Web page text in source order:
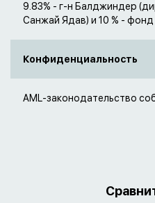
9.83% - г-н Балджиндер
Санжай Ядав) и 10 % -
Конфиденциальность
AML-законодательство